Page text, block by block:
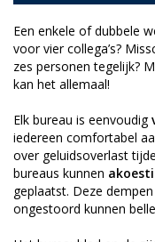
Een enkele of dubbele
voor vier collega’s?
zes personen tegelijk?
kan het allemaal!
Elk bureau is eenvoudig
iedereen comfortabel
over geluidsoverlast
bureaus kunnen
geplaatst. Deze
ongestoord kunnen